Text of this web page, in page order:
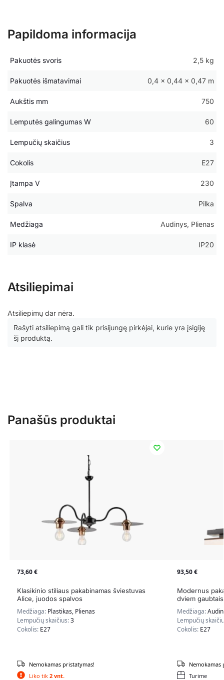
Papildoma informacija
Pakuotės svoris 2,5 kg
Pakuotės išmatavimai 0,4 × 0,44 × 0,47 m
Aukštis mm 750
Lemputės galingumas W 60
Lempučių skaičius 3
Cokolis E27
Įtampa V 230
Spalva Pilka
Medžiaga Audinys, Plienas
IP klasė IP20
Atsiliepimai
Atsiliepimų dar nėra.
Rašyti atsiliepimą gali tik prisijungę pirkėjai, kurie yra įsigiję
šį produktą.
Panašūs produktai
73,60€
Klasikinio stiliaus pakabinamas šviestuvas
Alice, juodos spalvos
Medžiaga: Plastikas, Plienas
Lempučių skaičius:3
Cokolis: E27
Liko tik 2 vnt.
Nemokamas pristatymas!
93,50€
Modernus
dviem gaubtais
Medžiaga:
Lempučių
Cokolis: E27
Turime
Nemokamas